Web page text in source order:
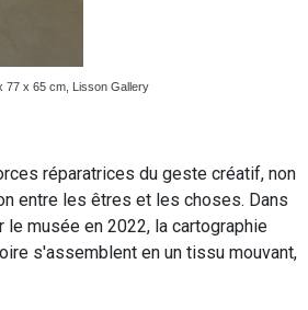
77 x 65 cm, Lisson Gallery
réparatrices du geste créatif, non
entre les êtres et les choses. Dans
musée en 2022, la cartographie
s'assemblent en un tissu mouvant,